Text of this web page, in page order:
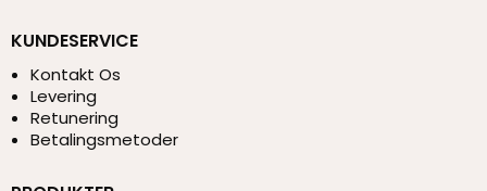
KUNDESERVICE
Kontakt Os
Levering
Retunering
Betalingsmetoder